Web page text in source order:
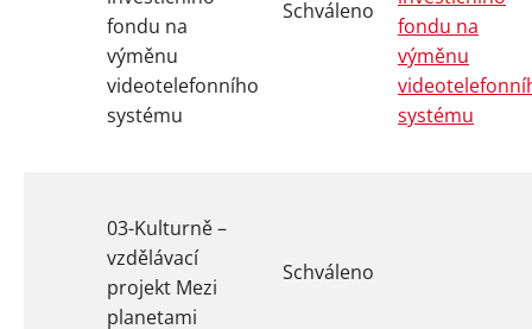
fondu na
výměnu
videotelefonního
systému
Schváleno
fondu na
výměnu
systému
03-Kulturně –
vzdělávací
projekt Mezi
planetami
Schváleno